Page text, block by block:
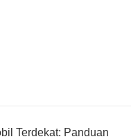
Terdekat: Panduan